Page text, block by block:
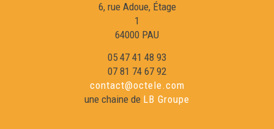
6, rue Adoue, Étage
1
64000 PAU
05 47 41 48 93
07 81 74 67 92
contact@octele.com
une chaine de LB Groupe